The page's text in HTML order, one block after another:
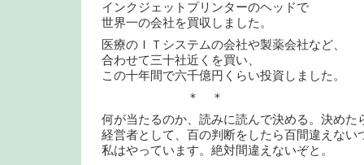
インクジェットプリンターのヘッドで
世界一の会社を買収しました。
医療のＩＴシステムの会社や製薬会社など、
合わせて三十社近くを買い、
この十年間で六千億円くらい投資しました。
＊ ＊
何が当たるのか、読みに読んで決める。決めた
経営者として、百の判断をしたら百間違えない
私はやっています。絶対間違えないぞと。